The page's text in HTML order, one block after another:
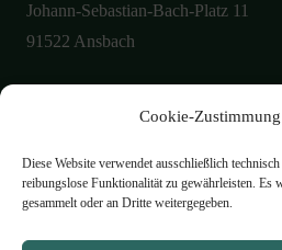
Cookie-
Diese Website verwendet ausschließlich
reibungslose Funktionalität zu gewährleisten. Es
gesammelt oder an Dritte weitergegeben.
Johann-Sebastian-Bach-Platz 11
91522 Ansbach
Aktuelles
Galerie
Öffnungszeiten